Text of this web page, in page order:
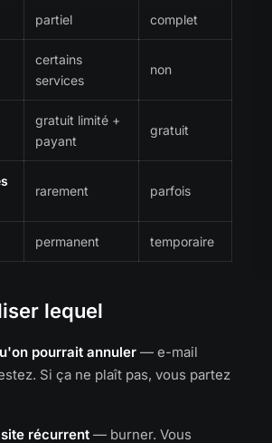
partiel complet
certains
services
non
gratuit limité +
payant
gratuit
rarement parfois
permanent temporaire
lequel
pourrait annuler — e-mail
Si ça ne plaît pas, vous partez
récurrent — burner. Vous